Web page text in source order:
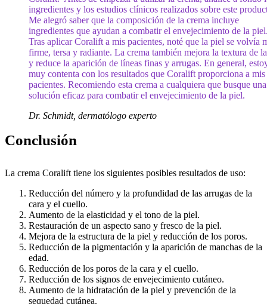
ingredientes y los estudios clínicos realizados sobre este
Me alegró saber que la composición de la crema incluye
ingredientes que ayudan a combatir el envejecimiento de la
Tras aplicar Coralift a mis pacientes, noté que la piel se volvía
firme, tersa y radiante. La crema también mejora la textura de
y reduce la aparición de líneas finas y arrugas. En general,
muy contenta con los resultados que Coralift proporciona a mis
pacientes. Recomiendo esta crema a cualquiera que busque una
solución eficaz para combatir el envejecimiento de la piel.
Dr. Schmidt, dermatólogo experto
Conclusión
La crema Coralift tiene los siguientes posibles resultados de uso:
Reducción del número y la profundidad de las arrugas de la
cara y el cuello.
Aumento de la elasticidad y el tono de la piel.
Restauración de un aspecto sano y fresco de la piel.
Mejora de la estructura de la piel y reducción de los poros.
Reducción de la pigmentación y la aparición de manchas de la
edad.
Reducción de los poros de la cara y el cuello.
Reducción de los signos de envejecimiento cutáneo.
Aumento de la hidratación de la piel y prevención de la
sequedad cutánea.